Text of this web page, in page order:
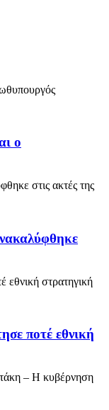
ο
ποτέ εθνική